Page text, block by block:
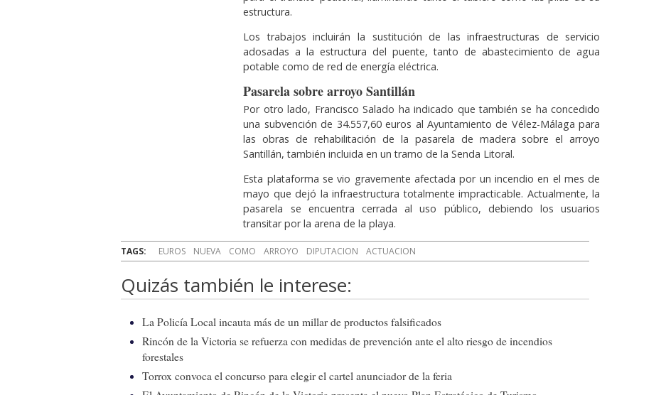
estructura.
Los trabajos incluirán la sustitución de las infraestructuras de servicio
adosadas a la estructura del puente, tanto de abastecimiento de agua
potable como de red de energía eléctrica.
Pasarela sobre arroyo Santillán
Por otro lado, Francisco Salado ha indicado que también se ha concedido
una subvención de 34.557,60 euros al Ayuntamiento de Vélez-Málaga para
las obras de rehabilitación de la pasarela de madera sobre el arroyo
Santillán, también incluida en un tramo de la Senda Litoral.
Esta plataforma se vio gravemente afectada por un incendio en el mes de
mayo que dejó la infraestructura totalmente impracticable. Actualmente, la
pasarela se encuentra cerrada al uso público, debiendo los usuarios
transitar por la arena de la playa.
TAGS: EUROS NUEVA COMO ARROYO DIPUTACION ACTUACION
Quizás también le interese:
La Policía Local incauta más de un millar de productos falsificados
Rincón de la Victoria se refuerza con medidas de prevención ante el alto riesgo de incendios
forestales
Torrox convoca el concurso para elegir el cartel anunciador de la feria